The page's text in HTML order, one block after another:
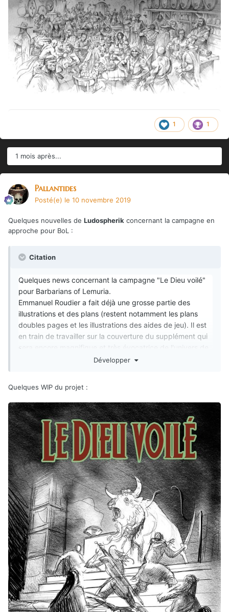
1 1
1 mois après...
Pallantides
Posté(e) le 10 novembre 2019
Quelques nouvelles de Ludospherik concernant la campagne en
approche pour BoL :
Citation
Quelques news concernant la campagne "Le Dieu voilé"
pour Barbarians of Lemuria.
Emmanuel Roudier a fait déjà une grosse partie des
illustrations et des plans (restent notamment les plans
doubles pages et les illustrations des aides de jeu). Il est
en train de travailler sur la couverture du supplément qui
sera encore magnifique et très évocatrice de l'univers de
du travail de l'artiste. La mouture définitive a été validée;
vous la découvrirez très bientôt.
Si une date précise n'a pas encore été fixée (elle le sera
quand la maquette complète sera aboutie), on envisage à
priori de lancer la campagne de préco vers la mi-
décembre pour se terminer un mois plus tard en janvier.
Encore un peu de décalage donc (désolé pour ceux qui
espéraient le livre sous le sapin de noël), mais il est
inenvisageable pour nous désormais de lancer les
expéditions juste avant ou pendant les fêtes. D'abord
parce que tout comme vous, nous serons également pris
par les fêtes de famille, donc peu disponibles, et que la
grosse logistique des envois tomberait au moment le plus
mal choisi, celui des envois de noël. On va donc éviter les
colis perdus, abîmés, en retard… Mais une chose semble
certaine, c'est qu'avant la fin de la préco, le livre partira à
l'impression (donc en janvier, plus raisonnable aussi pour
coller avec les disponibilités de notre imprimeur italien
Développer
Quelques WIP du projet :